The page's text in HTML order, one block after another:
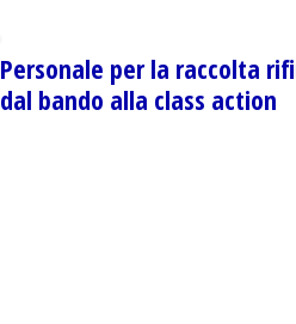
Personale per la raccolta
dal bando alla class action